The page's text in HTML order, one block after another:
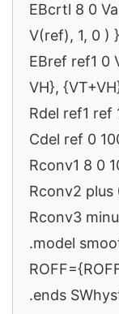
EBcrtl 8 0
V(ref), 1, 0 ) }
EBref ref1 0
VH},
Rdel ref1 ref
Cdel ref 0
Rconv1 8 0
Rconv2 plus
Rconv3
.model
.ends